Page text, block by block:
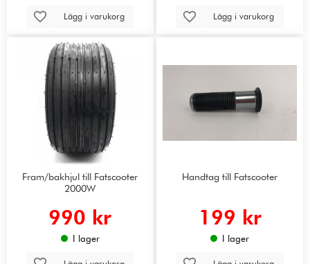
Lägg i varukorg Lägg i varukorg
Fram/bakhjul till Fatscooter
2000W
990 kr
I lager
Handtag till Fatscooter
199 kr
I lager